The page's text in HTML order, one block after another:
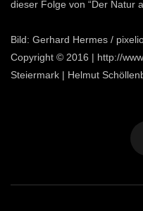
dieser Folge von “Der Natur
Bild: Gerhard Hermes /
Copyright © 2016 | http://
Steiermark | Helmut